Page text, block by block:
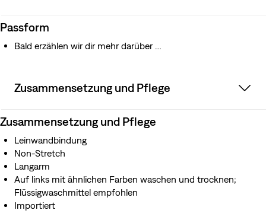
Passform
Bald erzählen wir dir mehr darüber …
Zusammensetzung und Pflege
Zusammensetzung und Pflege
Leinwandbindung
Non-Stretch
Langarm
Auf links mit ähnlichen Farben waschen und trocknen;
Flüssigwaschmittel empfohlen
Importiert